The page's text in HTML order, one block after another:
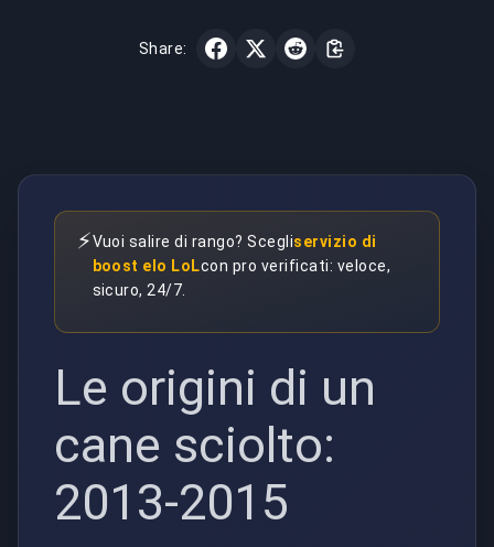
Share:
⚡Vuoi salire di rango? Scegliservizio di
boost elo LoLcon pro verificati: veloce,
sicuro, 24/7.
Le origini di un
cane sciolto:
2013-2015